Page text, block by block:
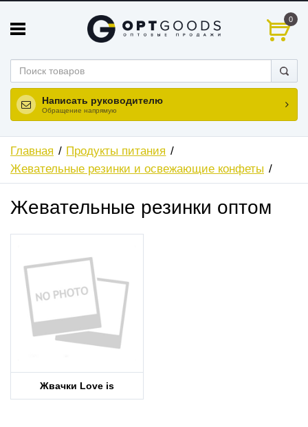
0
Написать руководителю
Обращение напрямую
Главная
Продукты питания
Жевательные резинки и освежающие конфеты
Жевательные резинки оптом
Жвачки Love is